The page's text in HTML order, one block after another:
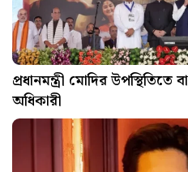
প্রধানমন্ত্রী মোদির উপস্থিতিতে
অধিকারী